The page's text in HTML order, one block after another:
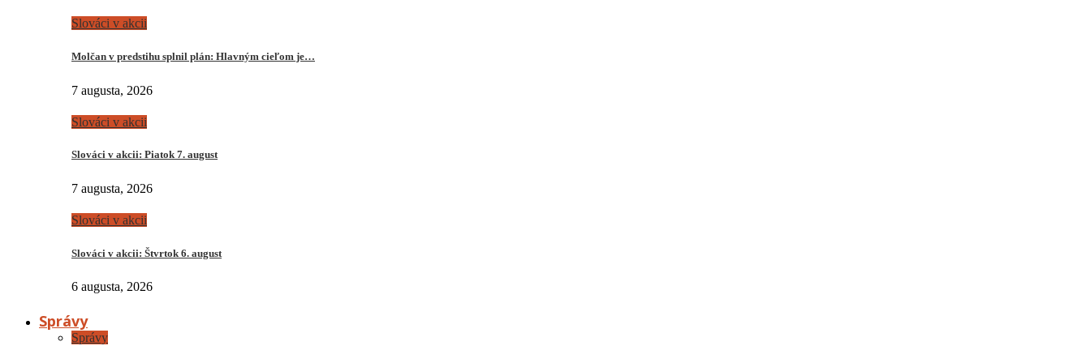
Slováci v akcii
Molčan v predstihu splnil plán: Hlavným cieľom je…
7 augusta, 2026
Slováci v akcii
Slováci v akcii: Piatok 7. august
7 augusta, 2026
Slováci v akcii
Slováci v akcii: Štvrtok 6. august
6 augusta, 2026
Správy
Správy